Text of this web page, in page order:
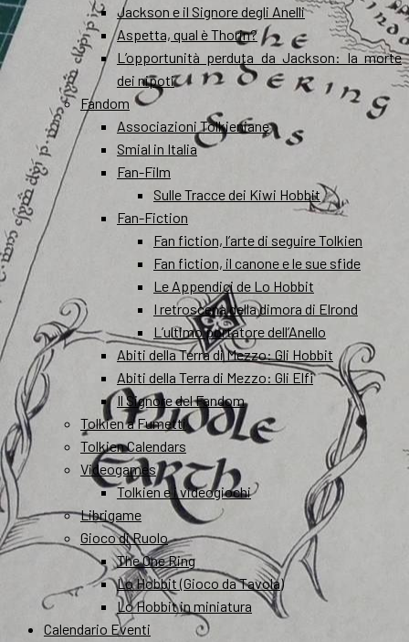
Jackson e il Signore degli Anelli
Aspetta, qual è Thorin?
L’opportunità perduta da Jackson: la morte
dei nipoti
Fandom
Associazioni Tolkieniane
Smial in Italia
Fan-Film
Sulle Tracce dei Kiwi Hobbit
Fan-Fiction
Fan fiction, l’arte di seguire Tolkien
Fan fiction, il canone e le sue sfide
Le Appendici de Lo Hobbit
I retroscena della dimora di Elrond
L’ultimo portatore dell’Anello
Abiti della Terra di Mezzo: Gli Hobbit
Abiti della Terra di Mezzo: Gli Elfi
Il Signore del Fandom
Tolkien a Fumetti
Tolkien Calendars
Videogames
Tolkien e i videogiochi
Librigame
Gioco di Ruolo
The One Ring
Lo Hobbit (Gioco da Tavola)
Lo Hobbit in miniatura
Calendario Eventi